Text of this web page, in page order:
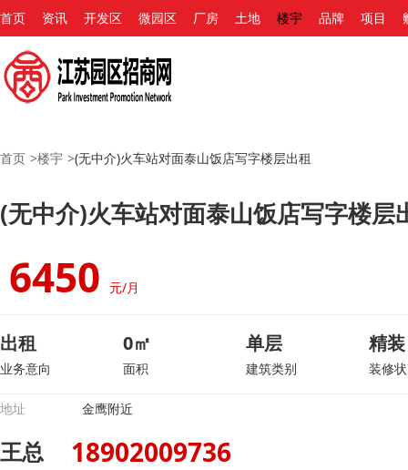
首页 资讯 开发区 微园区 厂房 土地 楼宇 品牌 项目
首页 >楼宇 >(无中介)火车站对面泰山饭店写字楼层出租
(无中介)火车站对面泰山饭店写字楼层
6450 元/月
出租
业务意向
0㎡
面积
单层
建筑类别
精装
装修
地址 金鹰附近
王总 18902009736